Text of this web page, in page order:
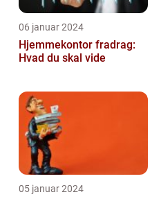
06 januar 2024
Hjemmekontor fradrag:
Hvad du skal vide
05 januar 2024